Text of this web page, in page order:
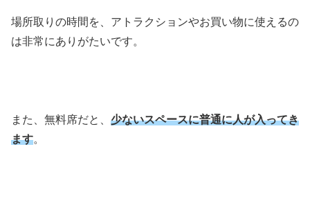
場所取りの時間を、アトラクションやお買い物に使えるの
は非常にありがたいです。
また、無料席だと、 少ないスペースに普通に人が入ってき
ます。